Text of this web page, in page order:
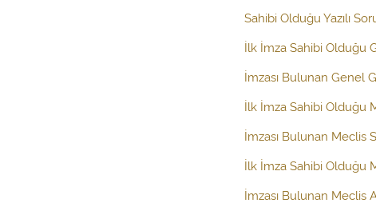
Sahibi Olduğu Yazılı
İlk İmza Sahibi Olduğu
İmzası Bulunan Genel
İlk İmza Sahibi Olduğu
İmzası Bulunan Meclis
İlk İmza Sahibi Olduğu
İmzası Bulunan Meclis